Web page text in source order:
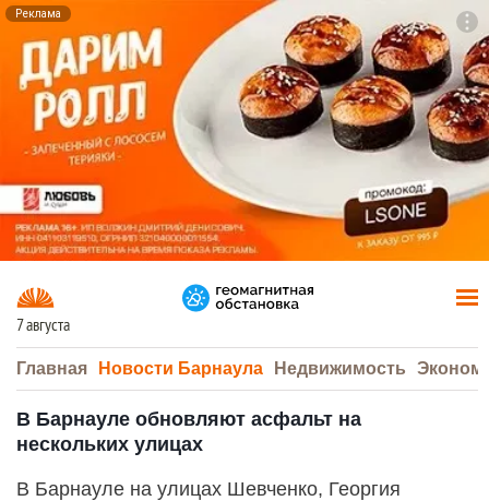
Реклама
7 августа
Главная Новости Барнаула Недвижимость
В Барнауле обновляют асфальт на
нескольких улицах
В Барнауле на улицах Шевченко, Георгия